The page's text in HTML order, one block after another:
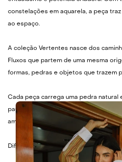
constelações em aquarela, a peça
ao espaço.
A coleção Vertentes nasce dos
Fluxos que partem de uma mesma
formas, pedras e objetos que trazem
Cada peça carrega uma pedra natural
pausa e ao equilíbrio. Mais do que
ambiente e as forças que nos
Diferentes caminhos, uma mesma